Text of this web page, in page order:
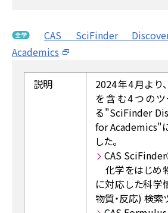
CAS SciFinder
Academics
説明
2024年4月より
を含む4つの
る"SciFinder
for Academics"
した。
CAS
化学をはじめ
に対応した科学
物質・反応) 検索